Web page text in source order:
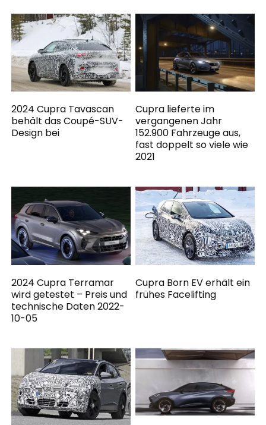
2024 Cupra Tavascan
behält das Coupé-SUV-
Design bei
Cupra lieferte im
vergangenen Jahr
152.900 Fahrzeuge aus,
fast doppelt so viele wie
2021
2024 Cupra Terramar
wird getestet – Preis und
technische Daten 2022-
10-05
Cupra Born EV erhält ein
frühes Facelifting